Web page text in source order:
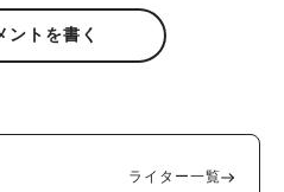
ントを書く
ライター一覧